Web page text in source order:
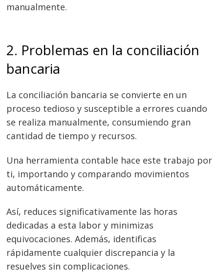
manualmente.
2. Problemas en la conciliación
bancaria
La conciliación bancaria se convierte en un
proceso tedioso y susceptible a errores cuando
se realiza manualmente, consumiendo gran
cantidad de tiempo y recursos.
Una herramienta contable hace este trabajo por
ti, importando y comparando movimientos
automáticamente.
Así, reduces significativamente las horas
dedicadas a esta labor y minimizas
equivocaciones. Además, identificas
rápidamente cualquier discrepancia y la
resuelves sin complicaciones.